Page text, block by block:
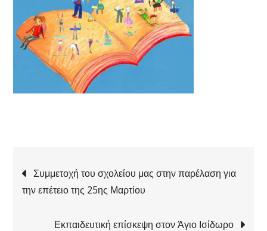
Πλοήγηση
άρθρων
Συμμετοχή του σχολείου μας στην παρέλαση για
την επέτειο της 25ης Μαρτίου
Εκπαιδευτική επίσκεψη στον Άγιο Ισίδωρο